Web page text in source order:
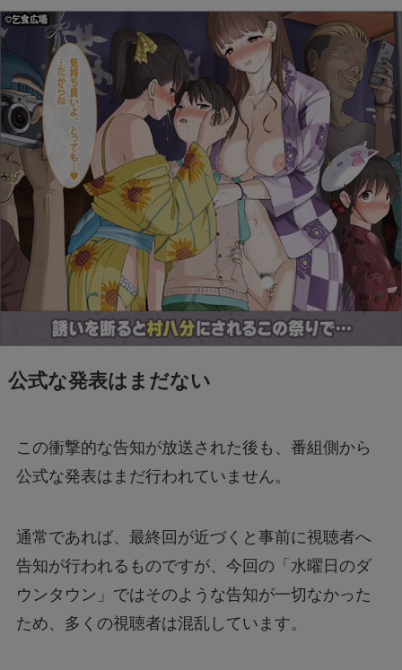
られました。
公式な発表はまだない
この衝撃的な告知が放送された後も、番組側から
公式な発表はまだ行われていません。
通常であれば、最終回が近づくと事前に視聴者へ
告知が行われるものですが、今回の「水曜日のダ
ウンタウン」ではそのような告知が一切なかった
ため、多くの視聴者は混乱しています。